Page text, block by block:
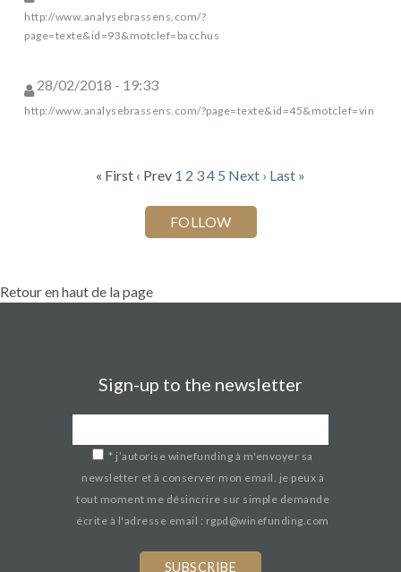
http://www.analysebrassens.com/?
page=texte&id=93&motclef=bacchus
28/02/2018 - 19:33
http://www.analysebrassens.com/?page=texte&id=45&motclef=vin
« First ‹ Prev 1 2 34 5 Next › Last »
Retour en haut de la page
Sign-up to the newsletter
* j’autorise winefunding à m'envoyer sa
newsletter et à conserver mon email. je peux à
tout moment me désincrire sur simple demande
écrite à l'adresse email : rgpd@winefunding.com